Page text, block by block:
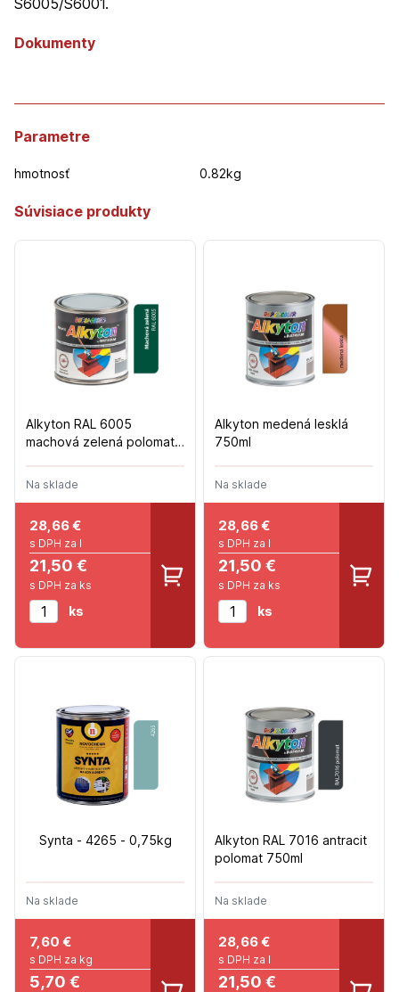
Dokumenty
Parametre
hmotnosť 0.82kg
Súvisiace produkty
Alkyton RAL 6005
machová zelená polomat
Na sklade
28,66€
s DPH za l
21,50 €
s DPH za ks
ks
Alkyton medená lesklá
750ml
Na sklade
28,66€
s DPH za l
21,50 €
s DPH za ks
ks
Synta - 4265 - 0,75kg
Na sklade
7,60 €
s DPH za kg
5,70 €
Alkyton RAL 7016 antracit
polomat 750ml
Na sklade
28,66€
s DPH za l
21,50 €